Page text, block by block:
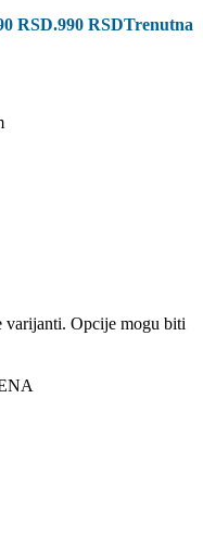
RSD.990 RSDTrenutna
varijanti. Opcije mogu biti